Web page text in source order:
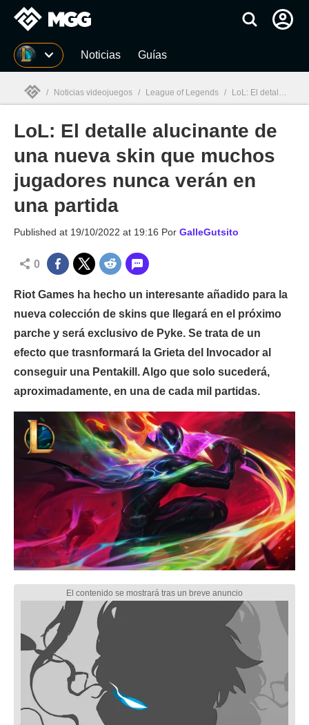
MGG Noticias Guías
MGG
/ Noticias videojuegos / League of Legends / LoL: El detalle alucinante de una nueva skin que muchos jugadores nunca verán en una partida
LoL: El detalle alucinante de
una nueva skin que muchos
jugadores nunca verán en
una partida
Published at 19/10/2022 at 19:16 Por GalleGutsito
0
Riot Games ha hecho un interesante añadido para la
nueva colección de skins que llegará en el próximo
parche y será exclusivo de Pyke. Se trata de un
efecto que trasnformará la Grieta del Invocador al
conseguir una Pentakill. Algo que solo sucederá,
aproximadamente, en una de cada mil partidas.